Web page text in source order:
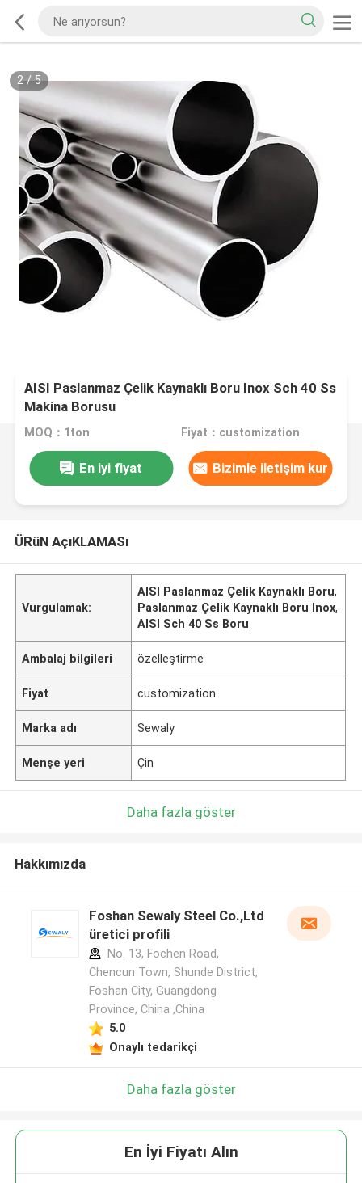
2/5
AISI Paslanmaz Çelik Kaynaklı Boru Inox Sch 40 Ss
Makina Borusu
MOQ：1ton Fiyat：customization
En iyi fiyat Bizimle iletişim kur
ÜRüN AçıKLAMASı
Vurgulamak:
AISI Paslanmaz Çelik Kaynaklı Boru,
Paslanmaz Çelik Kaynaklı Boru Inox,
AISI Sch 40 Ss Boru
Ambalaj bilgileri özelleştirme
Fiyat customization
Marka adı Sewaly
Menşe yeri Çin
Daha fazla göster
Hakkımızda
Foshan Sewaly Steel Co.,Ltd
üretici profili
No. 13, Fochen Road,
Chencun Town, Shunde District,
Foshan City, Guangdong
Province, China ,China
5.0
Onaylı tedarikçi
Daha fazla göster
En İyi Fiyatı Alın